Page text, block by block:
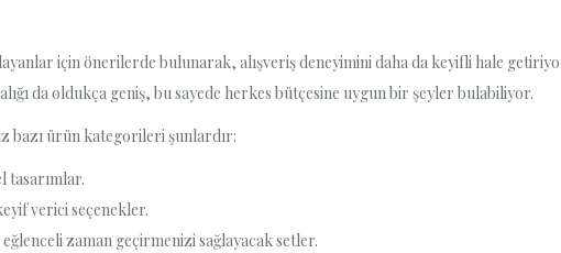
için önerilerde bulunarak, alışveriş deneyimini daha da keyifli hale
da oldukça geniş, bu sayede herkes bütçesine uygun bir şeyler bulabiliyor.
bazı ürün kategorileri şunlardır:
tasarımlar.
verici seçenekler.
zaman geçirmenizi sağlayacak setler.